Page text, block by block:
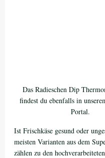
Das Radieschen Dip
findest du ebenfalls in
Portal.
Ist Frischkäse gesund oder
meisten Varianten aus dem
zählen zu den